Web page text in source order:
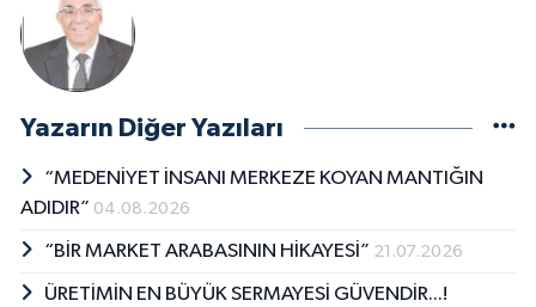
Yazarın Diğer Yazıları
“MEDENİYET İNSANI MERKEZE KOYAN MANTIĞIN
ADIDIR” 04.08.2026
“BİR MARKET ARABASININ HİKAYESİ” 21.07.2026
ÜRETİMİN EN BÜYÜK SERMAYESİ GÜVENDİR...!